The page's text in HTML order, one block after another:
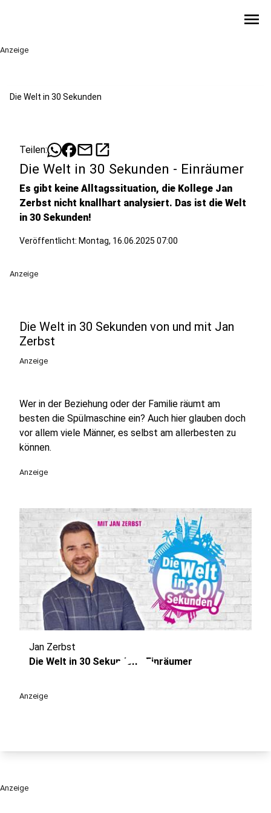
menu
Anzeige
Die Welt in 30 Sekunden
Teilen: mailopen_in_new
Die Welt in 30 Sekunden - Einräumer
Es gibt keine Alltagssituation, die Kollege Jan
Zerbst nicht knallhart analysiert. Das ist die Welt
in 30 Sekunden!
Veröffentlicht: Montag, 16.06.2025 07:00
Anzeige
Die Welt in 30 Sekunden von und mit Jan
Zerbst
Anzeige
Wer in der Beziehung oder der Familie räumt am
besten die Spülmaschine ein? Auch hier glauben doch
vor allem viele Männer, es selbst am allerbesten zu
können.
Anzeige
play_circle
Jan Zerbst
Die Welt in 30 Sekunden - Einräumer
Anzeige
Anzeige